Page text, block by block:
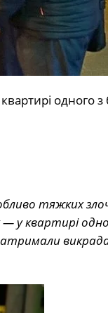
одного
тяжких
квартирі